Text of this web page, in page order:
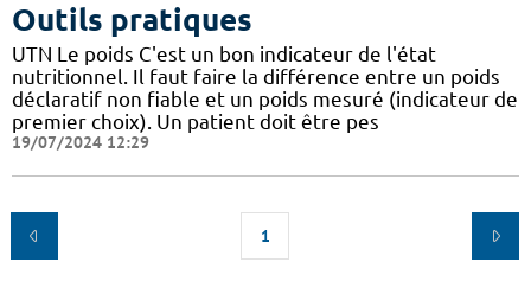
Outils pratiques
UTN Le poids C'est un bon indicateur de l'état
nutritionnel. Il faut faire la différence entre un poids
déclaratif non fiable et un poids mesuré (indicateur de
premier choix). Un patient doit être pes
19/07/2024 12:29
1